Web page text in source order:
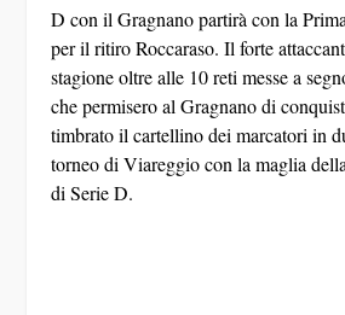
D con il Gragnano partirà con la
per il ritiro Roccaraso. Il forte
stagione oltre alle 10 reti messe a
che permisero al Gragnano di
timbrato il cartellino dei marcatori in
torneo di Viareggio con la maglia
di Serie D.